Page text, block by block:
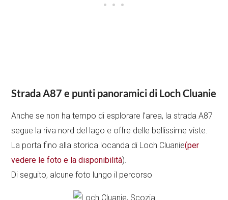
Strada A87 e punti panoramici di Loch Cluanie
Anche se non ha tempo di esplorare l’area, la strada A87
segue la riva nord del lago e offre delle bellissime viste.
La porta fino alla storica locanda di Loch Cluanie(per
vedere le foto e la disponibilità).
Di seguito, alcune foto lungo il percorso